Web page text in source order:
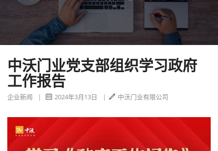
中沃门业党支部组织学习政府
工作报告
企业新闻 | 2024年3月13日 | 中沃门业有限公司